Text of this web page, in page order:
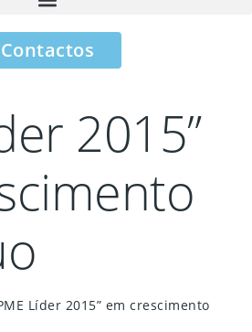
Contactos
2015”
Líder 2015” em crescimento